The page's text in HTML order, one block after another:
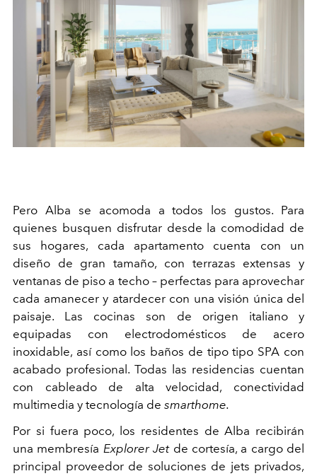
Pero Alba se acomoda a todos los gustos. Para
quienes busquen disfrutar desde la comodidad de
sus hogares, cada apartamento cuenta con un
diseño de gran tamaño, con terrazas extensas y
ventanas de piso a techo – perfectas para aprovechar
cada amanecer y atardecer con una visión única del
paisaje. Las cocinas son de origen italiano y
equipadas con electrodomésticos de acero
inoxidable, así como los baños de tipo tipo SPA con
acabado profesional. Todas las residencias cuentan
con cableado de alta velocidad, conectividad
multimedia y tecnología de smarthome.
Por si fuera poco, los residentes de Alba recibirán
una membresía Explorer Jetde cortesía, a cargo del
principal proveedor de soluciones de jets privados,